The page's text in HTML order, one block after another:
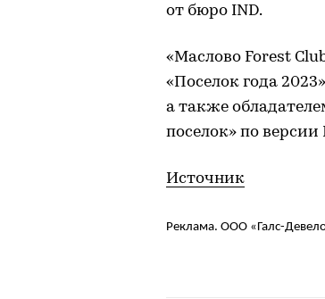
от бюро IND.
«Маслово Forest
«Поселок года
а также
поселок» по версии
Источник
Реклама. ООО «Галс-